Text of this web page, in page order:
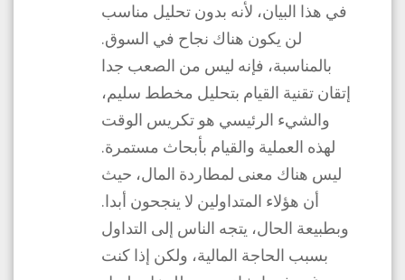
في هذا البيان، لأنه بدون تحليل مناسب
لن يكون هناك نجاح في السوق.
بالمناسبة، فإنه ليس من الصعب جدا
إتقان تقنية القيام بتحليل مخطط سليم،
والشيء الرئيسي هو تكريس الوقت
لهذه العملية والقيام بأبحاث مستمرة.
ليس هناك معنى لمطاردة المال، حيث
أن هؤلاء المتداولين لا ينجحون أبدا.
وبطبيعة الحال، يتجه الناس إلى التداول
بسبب الحاجة المالية، ولكن إذا كنت